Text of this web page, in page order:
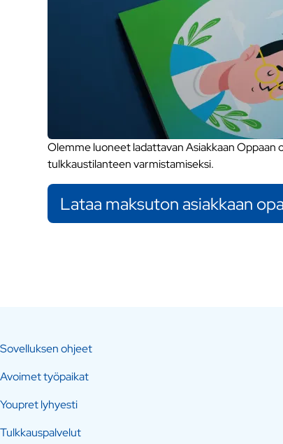
Olemme luoneet ladattavan Asiakkaan Oppaan
tulkkaustilanteen varmistamiseksi.
Lataa maksuton asiakkaan
Sovelluksen ohjeet
Avoimet työpaikat
Youpret lyhyesti
Tulkkauspalvelut